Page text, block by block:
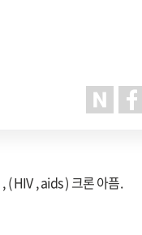
HIV , aids ) 크론 아픔.